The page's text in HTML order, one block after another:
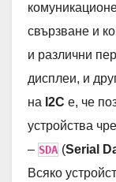
свързване и
и различни
дисплеи, и
на I2C е, че
устройства
– SDA (Serial
Всяко